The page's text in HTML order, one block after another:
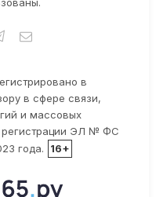
в
в сфере связи,
и массовых
регистрации ЭЛ № ФС
года.
16+